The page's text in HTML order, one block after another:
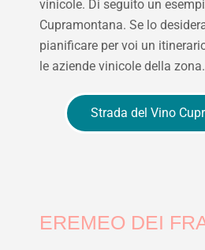
vinicole. Di seguito un
Cupramontana. Se lo
pianificare per voi un
le aziende vinicole della zona.
Strada del Vino
EREMEO DEI